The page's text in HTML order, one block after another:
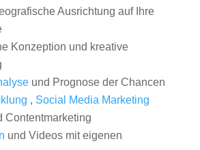
Ausrichtung auf Ihre
Konzeption und kreative
und Prognose der Chancen
, Social Media Marketing
Contentmarketing
und Videos mit eigenen